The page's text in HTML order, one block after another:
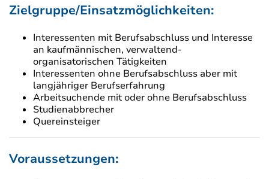
Zielgruppe/Einsatzmöglichkeiten:
Interessenten mit Berufsabschluss und Interesse
an kaufmännischen, verwaltend-
organisatorischen Tätigkeiten
Interessenten ohne Berufsabschluss aber mit
langjähriger Berufserfahrung
Arbeitsuchende mit oder ohne Berufsabschluss
Studienabbrecher
Quereinsteiger
Voraussetzungen: